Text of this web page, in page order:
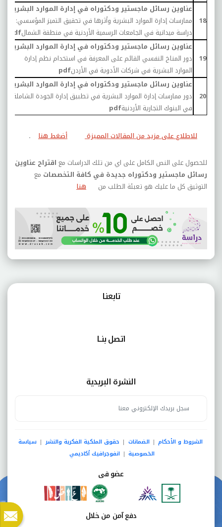
18
عناوين رسائل ماجستير ودكتوراه في إدارة الموارد البشرية:
ممارسات إدارة الموارد البشرية وأثرها في تحقيق التميز المؤسسي:
دراسة ميدانية في الجامعات الرسمية الأردنية في منطقة الشمالpdf
19
عناوين رسائل ماجستير ودكتوراه في إدارة الموارد البشرية:
دور المناخ النفسي القائم على المعرفة في استخدام نظم إدارة
الموارد البشرية في شركات الأدوية في الأردنpdf
20
عناوين رسائل ماجستير ودكتوراه في إدارة الموارد البشرية:
دور ممارسات إدارة الموارد البشرية في تطبيق إدارة الجودة الشاملة
في البنوك التجارية الأردنيةpdf
للاطلاع على مزيد من المقالات المميزة أضغط هنا .
للحصول على النص الكامل على اي من تلك الدراسات مع اقتراح عناوين
رسائل ماجستير ودكتوراه جديدة في كافة التخصصات مع
التوثيق كل ما عليك هو تعبئة الطلب من
هنا
تابعنـا
اتصل بنــا
النشرة البريدية
الشروط و الأحكام | الضمانات | حقوق الملكية الفكرية والنشر | سياسة
الخصوصية | انفوجرافيك أكاديمي
عضو فى
دفع آمن من خلال